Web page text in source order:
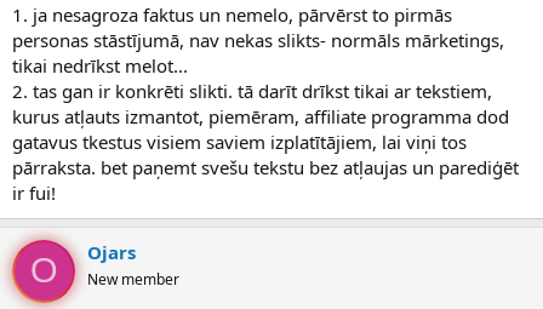
1. ja nesagroza faktus un nemelo, pārvērst to pirmās
personas stāstījumā, nav nekas slikts- normāls mārketings,
tikai nedrīkst melot...
2. tas gan ir konkrēti slikti. tā darīt drīkst tikai ar tekstiem,
kurus atļauts izmantot, piemēram, affiliate programma dod
gatavus tkestus visiem saviem izplatītājiem, lai viņi tos
pārraksta. bet paņemt svešu tekstu bez atļaujas un parediģēt
ir fui!
O Ojars
New member